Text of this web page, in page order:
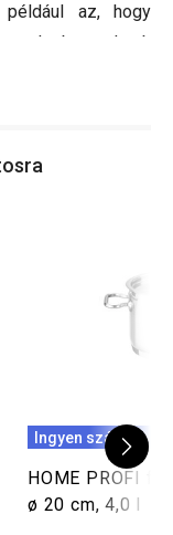
például az, hogy
karbantartható.
elkészítésére!
Ingyen szállítás
HOME PROFI
ø 20 cm, 4,0 l